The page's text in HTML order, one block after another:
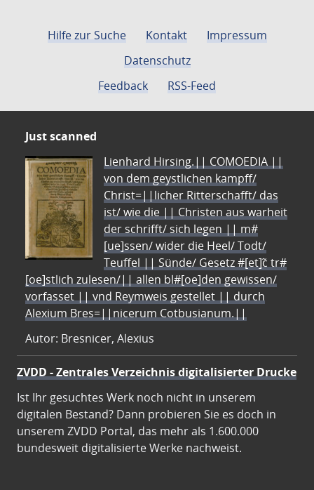
Hilfe zur Suche Kontakt
Impressum
Datenschutz
Feedback
RSS-Feed
Just scanned
Lienhard Hirsing.|| COMOEDIA ||
von dem geystlichen kampff/
Christ=||licher Ritterschafft/ das
ist/ wie die || Christen aus warheit
der schrifft/ sich legen || m#
[ue]ssen/ wider die Heel/ Todt/
Teuffel || Sünde/ Gesetz #[et]c̃ tr#
[oe]stlich zulesen/|| allen bl#[oe]den gewissen/
vorfasset || vnd Reymweis gestellet || durch
Alexium Bres=||nicerum Cotbusianum.||
Autor: Bresnicer, Alexius
ZVDD - Zentrales Verzeichnis digitalisierter Drucke
Ist Ihr gesuchtes Werk noch nicht in unserem
digitalen Bestand? Dann probieren Sie es doch in
unserem ZVDD Portal, das mehr als 1.600.000
bundesweit digitalisierte Werke nachweist.